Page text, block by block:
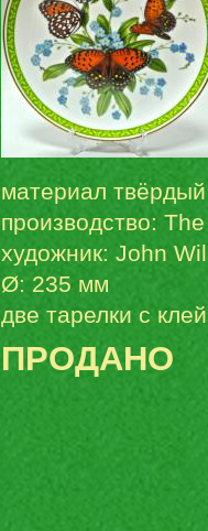
материал
производство:
художник: John
Ø: 235 мм
две тарелки с
ПРОДАНО